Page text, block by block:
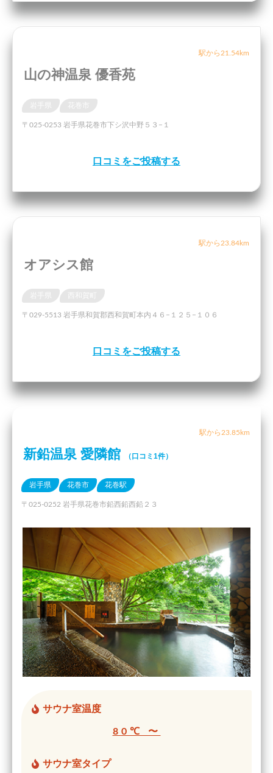
駅から21.54km
山の神温泉 優香苑
岩手県
〒025-0253 岩手県花巻市下シ沢中野５３−１
口コミをご投稿する
駅から23.84km
オアシス館
岩手県 西和賀町
〒029-5513 岩手県和賀郡西和賀町本内４６−１２５−１０６
口コミをご投稿する
駅から23.85km
新鉛温泉 愛隣館 （口コミ1件）
岩手県 花巻市 花巻駅
〒025-0252 岩手県花巻市鉛西鉛西鉛２３
サウナ室温度
80℃ 〜
サウナ室タイプ